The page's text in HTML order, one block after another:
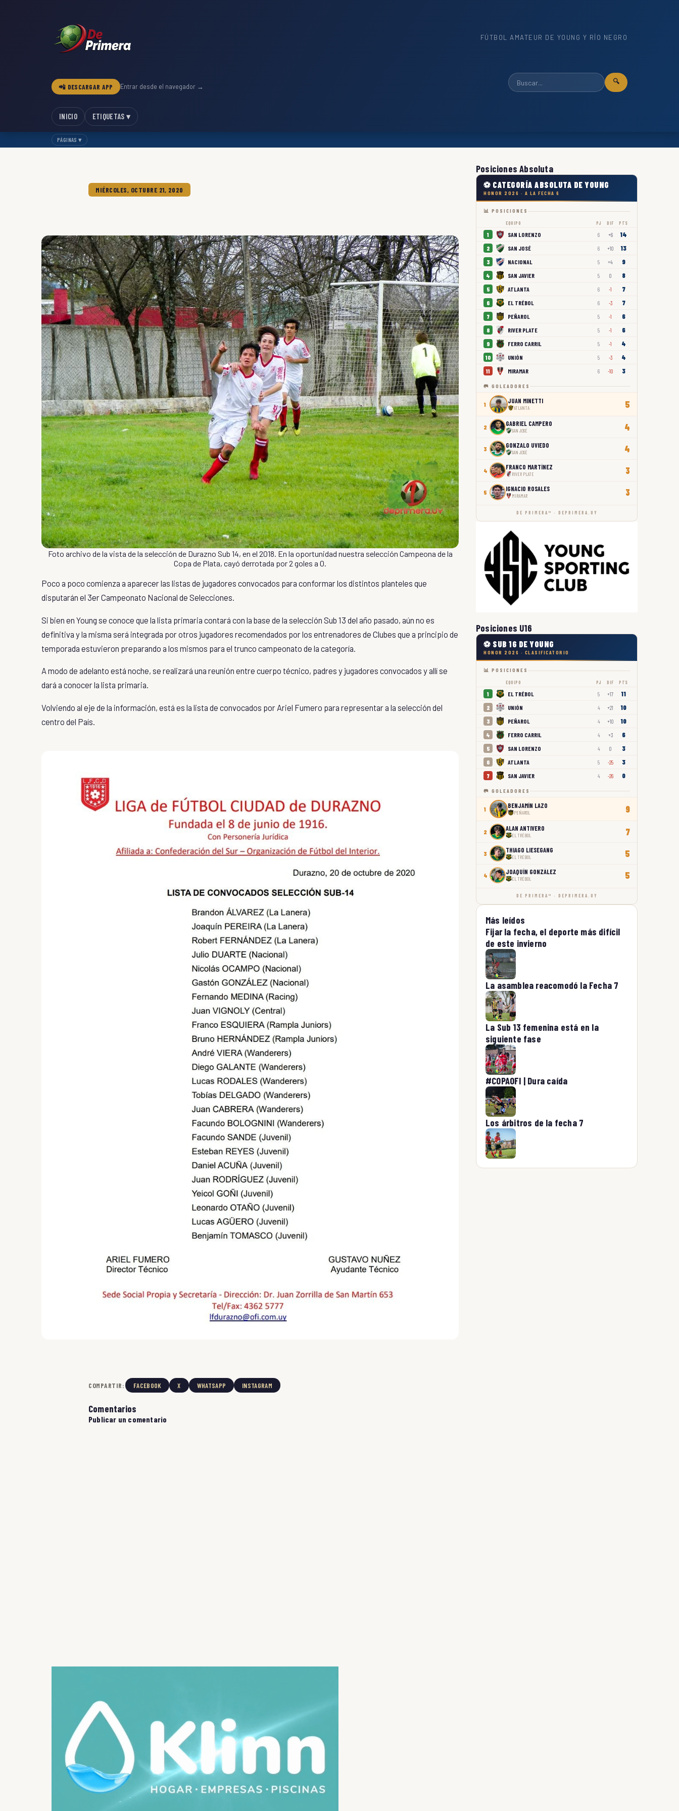
FÚTBOL AMATEUR DE YOUNG Y RÍO NEGRO
📲 DESCARGAR APP Entrar desde el navegador →
🔍
INICIO ETIQUETAS ▾
PÁGINAS ▾
MIÉRCOLES, OCTUBRE 21, 2020
Foto archivo de la vista de la selección de Durazno Sub 14, en el 2018. En la oportunidad nuestra selección Campeona de la
Copa de Plata, cayó derrotada por 2 goles a 0.
Poco a poco comienza a aparecer las listas de jugadores convocados para conformar los distintos planteles que
disputarán el 3er Campeonato Nacional de Selecciones.
Si bien en Young se conoce que la lista primaria contará con la base de la selección Sub 13 del año pasado, aún no es
definitiva y la misma será integrada por otros jugadores recomendados por los entrenadores de Clubes que a principio de
temporada estuvieron preparando a los mismos para el trunco campeonato de la categoría.
A modo de adelanto está noche, se realizará una reunión entre cuerpo técnico, padres y jugadores convocados y allí se
dará a conocer la lista primaria.
Volviendo al eje de la información, está es la lista de convocados por Ariel Fumero para representar a la selección del
centro del País.
COMPARTIR: FACEBOOK X WHATSAPP INSTAGRAM
Comentarios
Publicar un comentario
Posiciones Absoluta
⚽ CATEGORÍA ABSOLUTA DE YOUNG
HONOR 2026 · A LA FECHA 6
📊 POSICIONES
EQUIPO PJ DIF PTS
1 SAN LORENZO 6 +6 14
2 SAN JOSÉ 6 +10 13
3 NACIONAL 5 +4 9
4 SAN JAVIER 5 0 8
5 ATLANTA 6 -1 7
6 EL TRÉBOL 6 -3 7
7 PEÑAROL 5 -1 6
8 RIVER PLATE 5 -1 6
9 FERRO CARRIL 5 -1 4
10 UNIÓN 5 -3 4
11 MIRAMAR 6 -10 3
🥅 GOLEADORES
1 JUAN MINETTI
ATLANTA 5
2 GABRIEL CAMPERO
SAN JOSÉ 4
3 GONZALO UVIEDO
SAN JOSÉ 4
4 FRANCO MARTÍNEZ
RIVER PLATE 3
5 IGNACIO ROSALES
MIRAMAR 3
DE PRIMERA™ · DEPRIMERA.UY
Posiciones U16
⚽ SUB 16 DE YOUNG
HONOR 2026 · CLASIFICATORIO
📊 POSICIONES
EQUIPO PJ DIF PTS
1 EL TRÉBOL 5 +17 11
2 UNIÓN 4 +21 10
3 PEÑAROL 4 +10 10
4 FERRO CARRIL 4 +3 6
5 SAN LORENZO 4 0 3
6 ATLANTA 5 -25 3
7 SAN JAVIER 4 -26 0
🥅 GOLEADORES
1 BENJAMÍN LAZO
PEÑAROL 9
2 ALAN ANTIVERO
EL TRÉBOL 7
3 THIAGO LIESEGANG
EL TRÉBOL 5
4 JOAQUÍN GONZÁLEZ
EL TRÉBOL 5
DE PRIMERA™ · DEPRIMERA.UY
Más leídos
Fijar la fecha, el deporte más difícil
de este invierno
La asamblea reacomodó la Fecha 7
La Sub 13 femenina está en la
siguiente fase
#COPAOFI | Dura caída
Los árbitros de la fecha 7